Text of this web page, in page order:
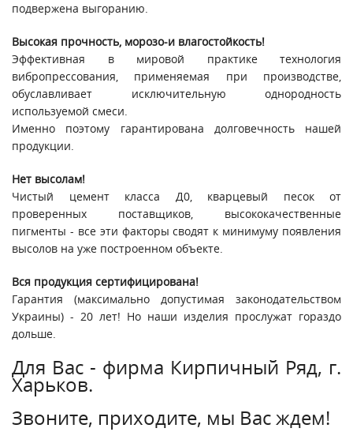
подвержена выгоранию.
Высокая прочность, морозо-и влагостойкость!
Эффективная в мировой практике технология
вибропрессования, применяемая при производстве,
обуславливает исключительную однородность
используемой смеси.
Именно поэтому гарантирована долговечность нашей
продукции.
Нет высолам!
Чистый цемент класса Д0, кварцевый песок от
проверенных поставщиков, высококачественные
пигменты - все эти факторы сводят к минимуму появления
высолов на уже построенном объекте.
Вся продукция сертифицирована!
Гарантия (максимально допустимая законодательством
Украины) - 20 лет! Но наши изделия прослужат гораздо
дольше.
Для Вас - фирма Кирпичный Ряд, г.
Харьков.
Звоните, приходите, мы Вас ждем!